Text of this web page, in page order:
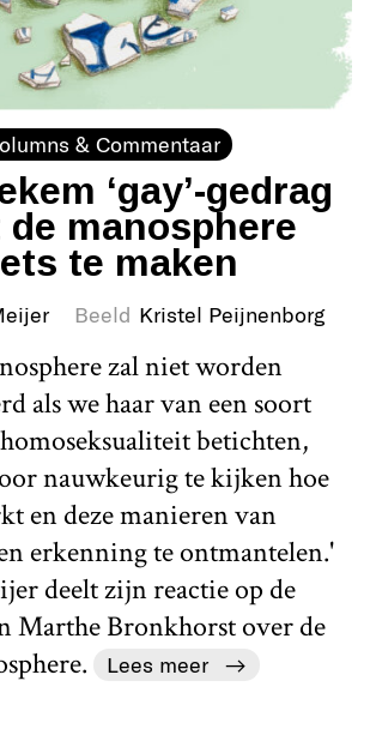
& Commentaar
‘gay’-gedrag
de manosphere
te maken
Beeld Kristel Peijnenborg
zal niet worden
als we haar van een soort
betichten,
nauwkeurig te kijken hoe
en deze manieren van
erkenning te ontmantelen.'
deelt zijn reactie op de
Marthe Bronkhorst over de
Lees meer